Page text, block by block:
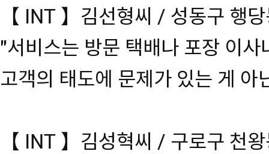
【 INT 】김선형씨 / 성동구 행
"서비스는 방문 택배나 포장 이
고객의 태도에 문제가 있는 게 아
【 INT 】김성혁씨 / 구로구 천